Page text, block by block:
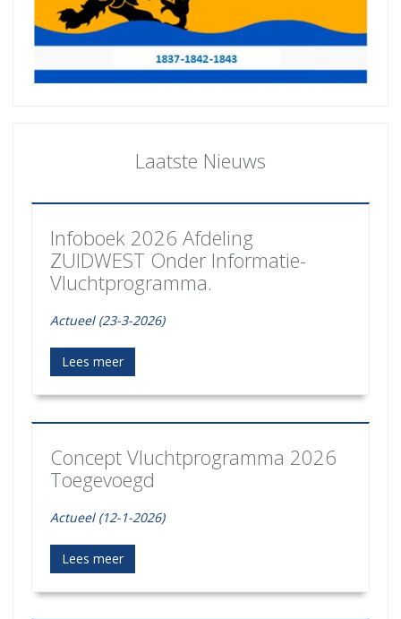
Laatste Nieuws
Infoboek 2026 Afdeling
ZUIDWEST Onder Informatie-
Vluchtprogramma.
Actueel (23-3-2026)
Lees meer
Concept Vluchtprogramma 2026
Toegevoegd
Actueel (12-1-2026)
Lees meer